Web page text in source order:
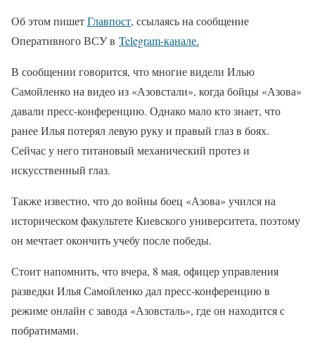
Об этом пишетГлавпост, ссылаясь на сообщение
Оперативного ВСУ в Telegram-канале.
В сообщении говорится, что многие видели Илью
Самойленко на видео из «Азовстали», когда бойцы «Азова»
давали пресс-конференцию. Однако мало кто знает, что
ранее Илья потерял левую руку и правый глаз в боях.
Сейчас у него титановый механический протез и
искусственный глаз.
Также известно, что до войны боец «Азова» учился на
историческом факультете Киевского университета, поэтому
он мечтает окончить учебу после победы.
Стоит напомнить, что вчера, 8 мая, офицер управления
разведки Илья Самойленко дал пресс-конференцию в
режиме онлайн с завода «Азовсталь», где он находится с
побратимами.